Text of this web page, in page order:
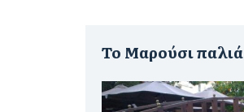
To Μαρούσι παλιά